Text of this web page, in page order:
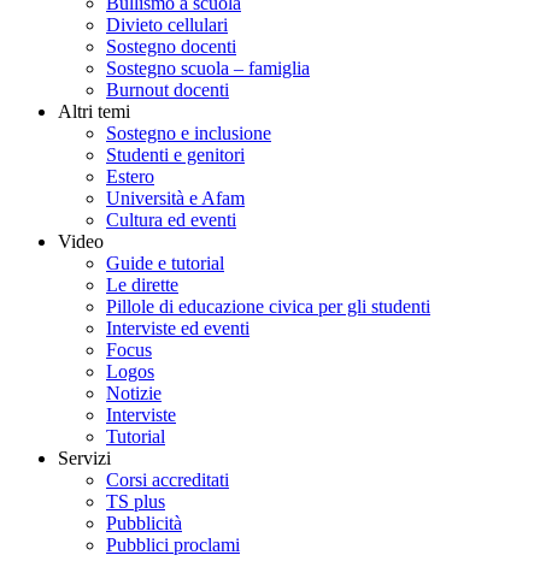
Divieto cellulari
Sostegno docenti
Sostegno scuola – famiglia
Burnout docenti
Altri temi
Sostegno e inclusione
Studenti e genitori
Estero
Università e Afam
Cultura ed eventi
Video
Guide e tutorial
Le dirette
Pillole di educazione civica per gli studenti
Interviste ed eventi
Focus
Logos
Notizie
Interviste
Tutorial
Servizi
Corsi accreditati
TS plus
Pubblicità
Pubblici proclami